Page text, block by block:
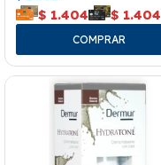
$ 1.404 $ 1.404